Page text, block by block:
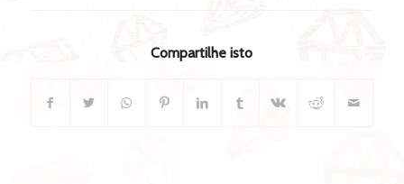
Compartilhe isto